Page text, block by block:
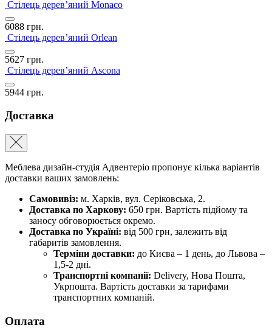
Стілець дерев’яний Monaco
6088 грн.
Стілець дерев’яний Orlean
5627 грн.
Стілець дерев’яний Ascona
5944 грн.
Доставка
Меблева дизайн-студія Адвентеріо пропонує кілька варіантів
доставки ваших замовлень:
Самовивіз: м. Харків, вул. Серіковська, 2.
Доставка по Харкову: 650 грн. Вартість підйому та
заносу обговорюється окремо.
Доставка по Україні: від 500 грн, залежить від
габаритів замовлення.
Терміни доставки: до Києва – 1 день, до Львова –
1,5-2 дні.
Транспортні компанії: Delivery, Нова Пошта,
Укрпошта. Вартість доставки за тарифами
транспортних компаній.
Оплата